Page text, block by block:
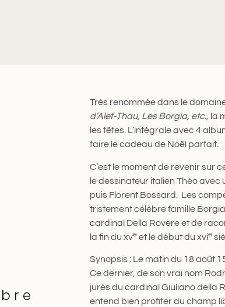
Très renommée dans le
d’Alef-Thau, Les Borgia, etc., la
les fêtes. L’intégrale avec 4
faire le cadeau de Noël parfait.
C’est le moment de revenir sur
le dessinateur italien Théo
puis Florent Bossard. Les
tristement célèbre famille
cardinal Della Rovere et de
la fin du xveet le début du xvie
Synopsis : Le matin du 18 août
Ce dernier, de son vrai nom
jurés du cardinal Giuliano della
entend bien profiter du champ